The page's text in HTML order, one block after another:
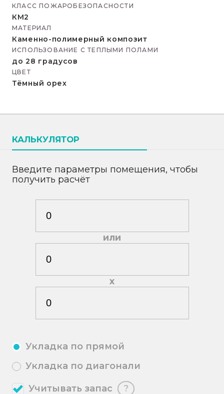
КЛАСС ПОЖАРОБЕЗОПАСНОСТИ
КМ2
МАТЕРИАЛ
Каменно-полимерный композит
ИСПОЛЬЗОВАНИЕ С ТЕПЛЫМИ ПОЛАМИ
до 28 градусов
ЦВЕТ
Тёмный орех
КАЛЬКУЛЯТОР
Введите параметры помещения, чтобы
получить расчёт
или
х
Укладка по прямой
Укладка по диагонали
Учитывать запас ?